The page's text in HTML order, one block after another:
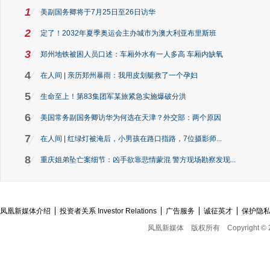
1 美副国务卿将于7月25日至26日访华
2 定了！2032年夏季奥运会主办城市为澳大利亚布里斯班
3 郑州地铁被困人员口述：车厢外水有一人多高 车厢内缺氧
4 在人间 | 亲历郑州暴雨：我用皮划艇救了一个孕妇
5 生命至上！第83集团军某旅紧急实施爆破分洪
6 美国常务副国务卿访华为何选在天津？外交部：两个原因
7 在人间 | 红绿灯被淹后，小男孩在路口指路，7位摄影师...
8 重庆姐弟坠亡案细节：凶手欲靠悲情蒙混 警方现场勘察发现...
凤凰新媒体介绍 投资者关系 Investor Relations 广告服务 诚征英才
保护隐
凤凰新媒体
版权所有 Copyright ©